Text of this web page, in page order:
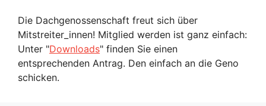
Die Dachgenossenschaft freut sich über
Mitstreiter_innen! Mitglied werden ist ganz einfach:
Unter "Downloads" finden Sie einen
entsprechenden Antrag. Den einfach an die Geno
schicken.